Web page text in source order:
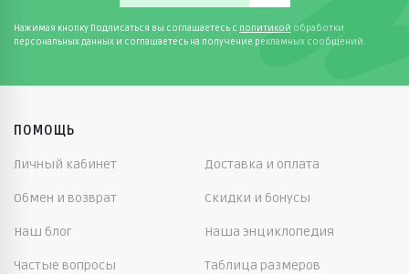
Нажимая кнопку Подписаться вы соглашаетесь с политикой обработки
персональных данных и соглашаетесь на получение рекламных сообщений.
ПОМОЩЬ
Личный кабинет Доставка и оплата
Обмен и возврат Скидки и бонусы
Наш блог Наша энциклопедия
Частые вопросы Таблица размеров